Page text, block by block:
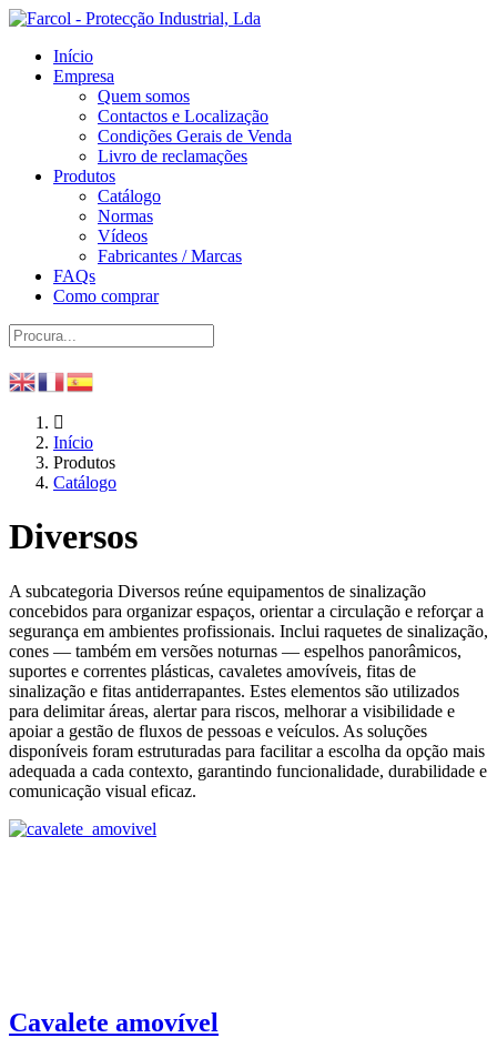
Início
Empresa
Quem somos
Contactos e Localização
Condições Gerais de Venda
Livro de reclamações
Produtos
Catálogo
Normas
Vídeos
Fabricantes / Marcas
FAQs
Como comprar
Início
Produtos
Catálogo
Diversos
A subcategoria Diversos reúne equipamentos de sinalização
concebidos para organizar espaços, orientar a circulação e reforçar a
segurança em ambientes profissionais. Inclui raquetes de sinalização,
cones — também em versões noturnas — espelhos panorâmicos,
suportes e correntes plásticas, cavaletes amovíveis, fitas de
sinalização e fitas antiderrapantes. Estes elementos são utilizados
para delimitar áreas, alertar para riscos, melhorar a visibilidade e
apoiar a gestão de fluxos de pessoas e veículos. As soluções
disponíveis foram estruturadas para facilitar a escolha da opção mais
adequada a cada contexto, garantindo funcionalidade, durabilidade e
comunicação visual eficaz.
Cavalete amovível